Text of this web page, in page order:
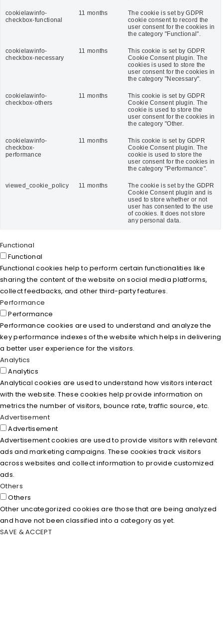
cookielawinfo-
checkbox-functional
11 months
The cookie is set by GDPR
cookie consent to record the
user consent for the cookies in
the category "Functional".
cookielawinfo-
checkbox-necessary
11 months
This cookie is set by GDPR
Cookie Consent plugin. The
cookies is used to store the
user consent for the cookies in
the category "Necessary".
cookielawinfo-
checkbox-others
11 months
This cookie is set by GDPR
Cookie Consent plugin. The
cookie is used to store the
user consent for the cookies in
the category "Other.
cookielawinfo-
checkbox-
performance
11 months
This cookie is set by GDPR
Cookie Consent plugin. The
cookie is used to store the
user consent for the cookies in
the category "Performance".
viewed_cookie_policy 11 months
The cookie is set by the GDPR
Cookie Consent plugin and is
used to store whether or not
user has consented to the use
of cookies. It does not store
any personal data.
Functional
Functional
Functional cookies help to perform certain functionalities like
sharing the content of the website on social media platforms,
collect feedbacks, and other third-party features.
Performance
Performance
Performance cookies are used to understand and analyze the
key performance indexes of the website which helps in delivering
a better user experience for the visitors.
Analytics
Analytics
Analytical cookies are used to understand how visitors interact
with the website. These cookies help provide information on
metrics the number of visitors, bounce rate, traffic source, etc.
Advertisement
Advertisement
Advertisement cookies are used to provide visitors with relevant
ads and marketing campaigns. These cookies track visitors
across websites and collect information to provide customized
ads.
Others
Others
Other uncategorized cookies are those that are being analyzed
and have not been classified into a category as yet.
SAVE & ACCEPT